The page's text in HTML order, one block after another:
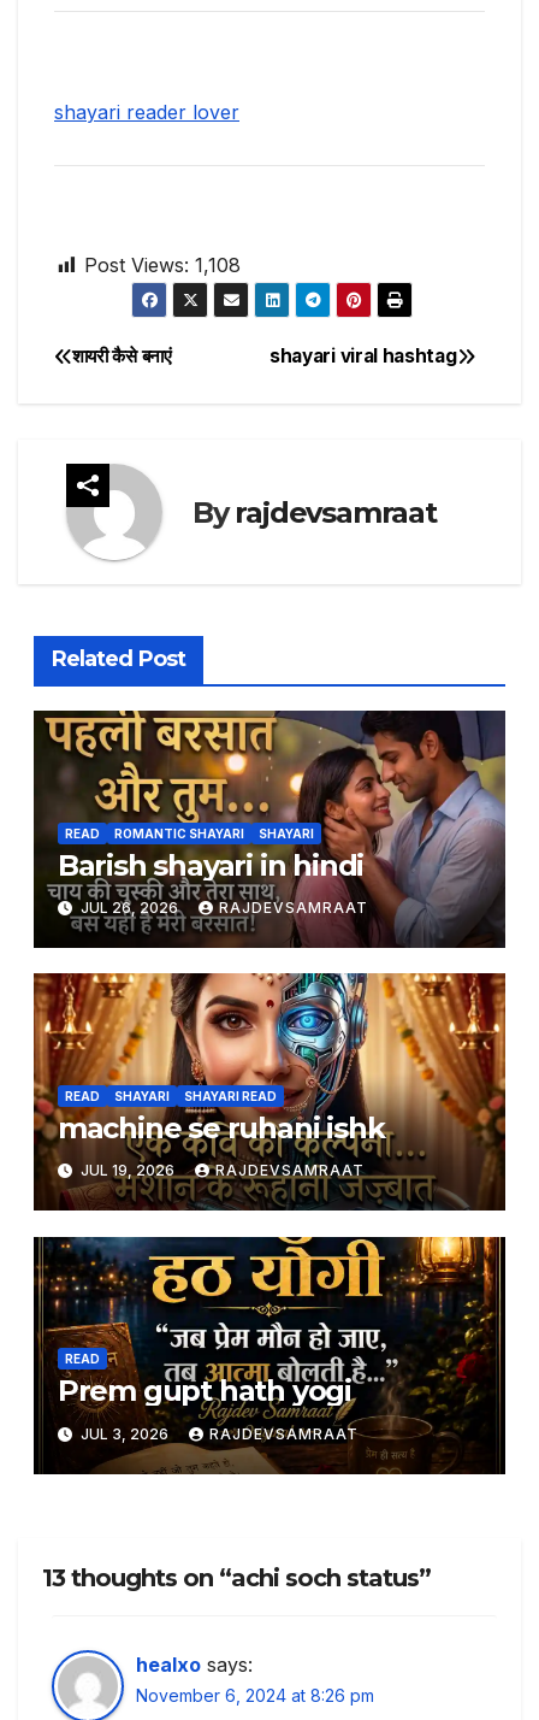
shayari reader lover
Post Views: 1,108
Post
shayari viral hashtag
शायरी कैसे बनाएं
Byrajdevsamraat
Related Post
READ ROMANTIC SHAYARI SHAYARI
Barish shayari in hindi
JUL 26, 2026 RAJDEVSAMRAAT
READ SHAYARI SHAYARI READ
machine se ruhani ishk
JUL 19, 2026 RAJDEVSAMRAAT
READ
Prem gupt hath yogi
JUL 3, 2026 RAJDEVSAMRAAT
13 thoughts on “achi soch status”
healxo says:
November 6, 2024 at 8:26 pm